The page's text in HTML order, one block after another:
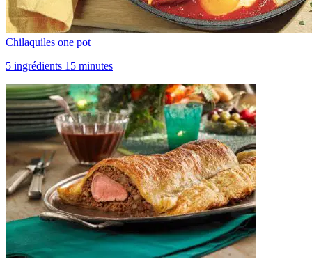
Chilaquiles one pot
5 ingrédients 15 minutes